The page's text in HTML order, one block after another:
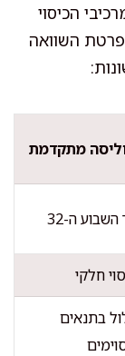
הכיסוי
השוואה
מתקדמת
ה-32
חלקי
בתנאים